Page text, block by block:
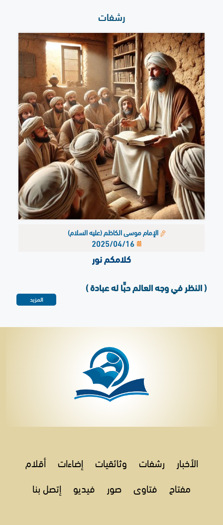
رشفات
الإمام موسى الكاظم (عليه السلام)
2025/04/16
كلامكم نور
( النظر في وجه العالم حبًّا له عبادة )
المزيد
الأخبار رشفات وثائقيات إضاءات
أقلام
مفتاح
فتاوى صور فيديو إتصل بنا